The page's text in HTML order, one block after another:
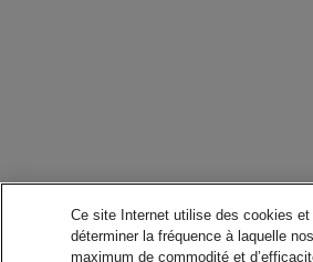
Ce site Internet utilise des cookies
déterminer la fréquence à laquelle
maximum de commodité et